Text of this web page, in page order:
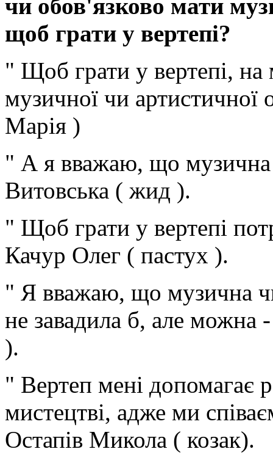
чи обов'язково мати
щоб грати у вертепі?
" Щоб грати у вертепі,
музичної чи
Марія )
" А я вважаю, що музична
Витовська ( жид ).
" Щоб грати у вертепі
Качур Олег ( пастух ).
" Я вважаю, що музична
не завадила б, але можна
).
" Вертеп мені допомагає
мистецтві, адже ми
Остапів Микола ( козак).